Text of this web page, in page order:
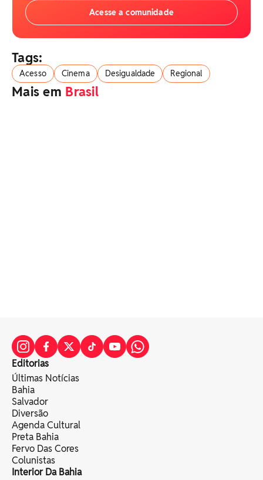
Acesse a comunidade
Tags:
Acesso Cinema Desigualdade Regional
Mais em Brasil
Editorias
Últimas Notícias
Bahia
Salvador
Diversão
Agenda Cultural
Preta Bahia
Fervo Das Cores
Colunistas
Interior Da Bahia